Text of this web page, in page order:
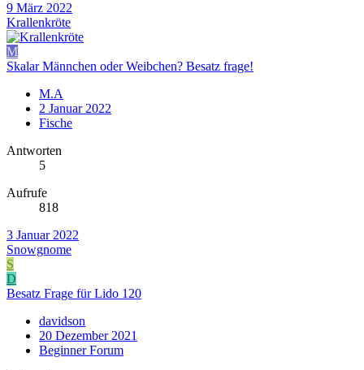
9 März 2022
Krallenkröte
M
Skalar Männchen oder Weibchen? Besatz frage!
M.A
2 Januar 2022
Fische
Antworten
5
Aufrufe
818
3 Januar 2022
Snowgnome
S
D
Besatz Frage für Lido 120
davidson
20 Dezember 2021
Beginner Forum